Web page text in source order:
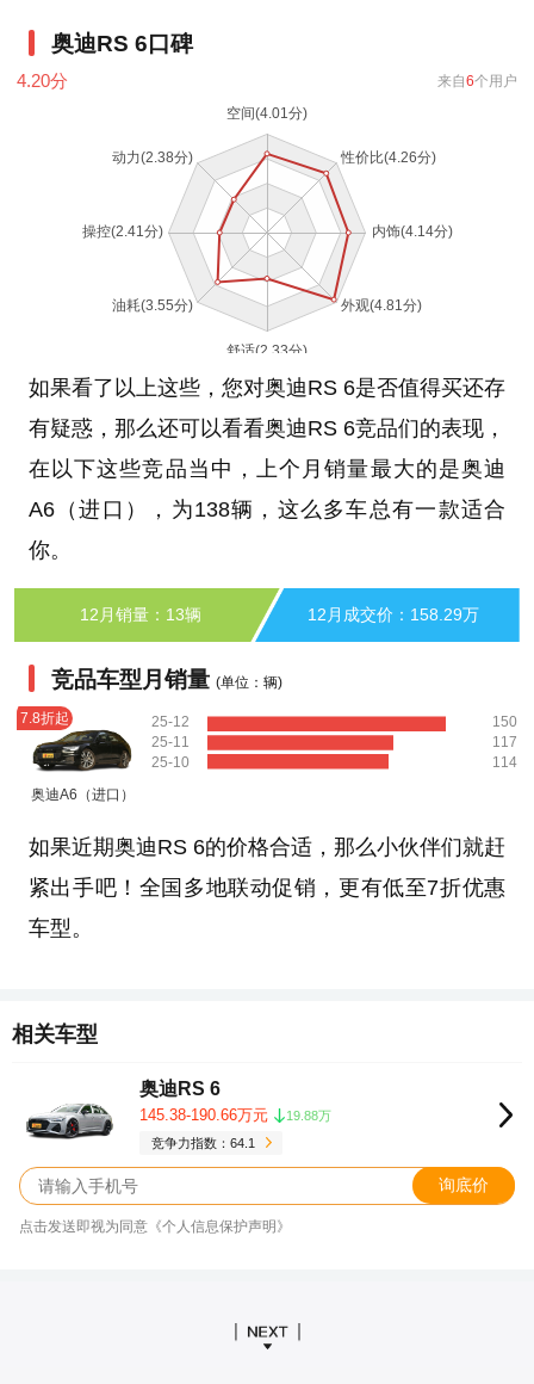
奥迪RS 6口碑
4.20分 来自6个用户
如果看了以上这些，您对奥迪RS 6是否值得买还存
有疑惑，那么还可以看看奥迪RS 6竞品们的表现，
在以下这些竞品当中，上个月销量最大的是奥迪
A6（进口），为138辆，这么多车总有一款适合
你。
12月销量：13辆 12月成交价：158.29万
竞品车型月销量 (单位：辆)
7.8折起
奥迪A6（进口）
25-12
25-11
25-10
150
117
114
如果近期奥迪RS 6的价格合适，那么小伙伴们就赶
紧出手吧！全国多地联动促销，更有低至7折优惠
车型。
相关车型
奥迪RS 6
145.38-190.66万元
19.88万
竞争力指数：64.1
询底价
点击发送即视为同意《个人信息保护声明》